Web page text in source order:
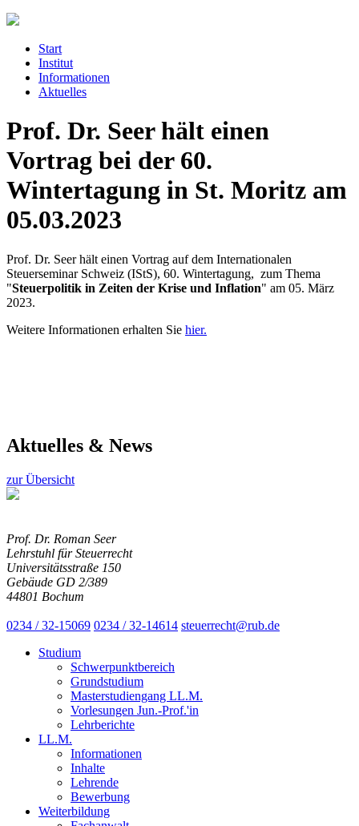
Start
Institut
Informationen
Aktuelles
Prof. Dr. Seer hält einen
Vortrag bei der 60.
Wintertagung in St. Moritz am
05.03.2023
Prof. Dr. Seer hält einen Vortrag auf dem Internationalen
Steuerseminar Schweiz (IStS), 60. Wintertagung, zum Thema
"Steuerpolitik in Zeiten der Krise und Inflation" am 05. März
2023.
Weitere Informationen erhalten Sie hier.
Aktuelles & News
zur Übersicht
Prof. Dr. Roman Seer
Lehrstuhl für Steuerrecht
Universitätsstraße 150
Gebäude GD 2/389
44801 Bochum
0234 / 32-15069 0234 / 32-14614 steuerrecht@rub.de
Studium
Schwerpunktbereich
Grundstudium
Masterstudiengang LL.M.
Vorlesungen Jun.-Prof.'in
Lehrberichte
LL.M.
Informationen
Inhalte
Lehrende
Bewerbung
Weiterbildung